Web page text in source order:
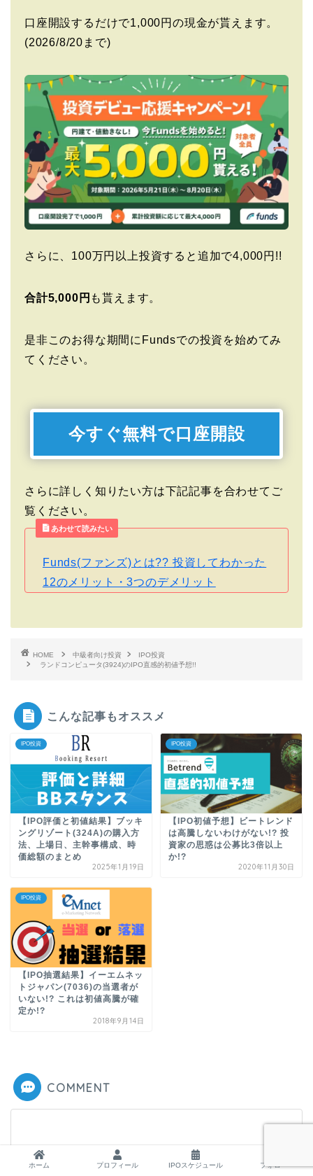
口座開設するだけで1,000円の現金が貰えます。
(2026/8/20まで)
さらに、100万円以上投資すると追加で4,000円!!
合計5,000円 も貰えます。
是非このお得な期間にFundsでの投資を始めてみ
てください。
今すぐ無料で口座開設
さらに詳しく知りたい方は下記記事を合わせてご
覧ください。
あわせて読みたい
Funds(ファンズ)とは?? 投資してわかった
12のメリット・3つのデメリット
HOME 中級者向け投資
IPO投資
ランドコンピュータ(3924)のIPO直感的初値予想!!
こんな記事もオススメ
IPO投資
【IPO評価と初値結果】ブッキ
ングリゾート(324A)の購入方
法、上場日、主幹事構成、時
価総額のまとめ
2025年1月19日
IPO投資
【IPO初値予想】ビートレンド
は高騰しないわけがない!? 投
資家の思惑は公募比3倍以上
か!?
2020年11月30日
IPO投資
【IPO抽選結果】イーエムネッ
トジャパン(7036)の当選者が
いない!? これは初値高騰が確
定か!?
2018年9月14日
COMMENT
ホーム プロフィール IPOスケジュール フォロー